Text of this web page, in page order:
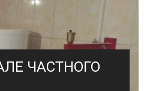
ЧАСТНОГО